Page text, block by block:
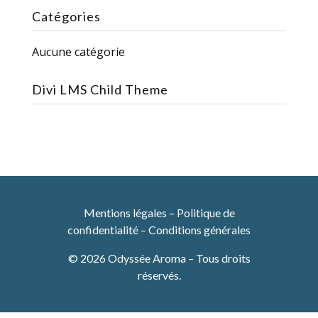
Catégories
Aucune catégorie
Divi LMS Child Theme
Mentions légales – Politique de
confidentialité – Conditions générales
© 2026 Odyssée Aroma – Tous droits
réservés.